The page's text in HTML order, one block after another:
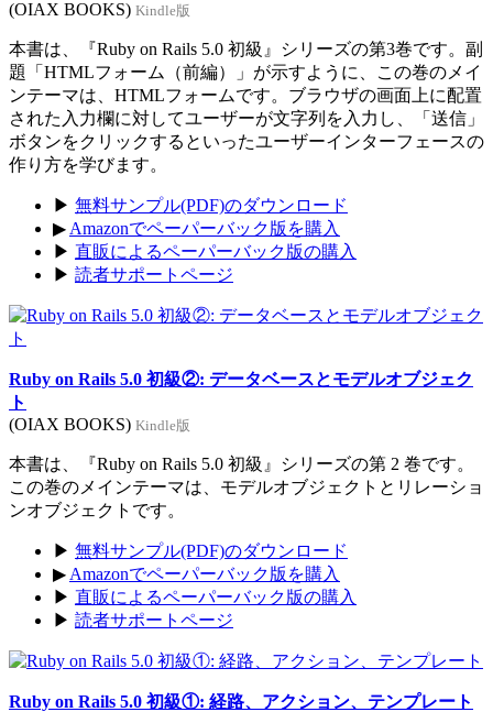
(OIAX BOOKS) Kindle版
本書は、『Ruby on Rails 5.0 初級』シリーズの第3巻です。副
題「HTMLフォーム（前編）」が示すように、この巻のメイ
ンテーマは、HTMLフォームです。ブラウザの画面上に配置
された入力欄に対してユーザーが文字列を入力し、「送信」
ボタンをクリックするといったユーザーインターフェースの
作り方を学びます。
▶ 無料サンプル(PDF)のダウンロード
▶ Amazonでペーパーバック版を購入
▶ 直販によるペーパーバック版の購入
▶ 読者サポートページ
Ruby on Rails 5.0 初級②: データベースとモデルオブジェク
ト
(OIAX BOOKS) Kindle版
本書は、『Ruby on Rails 5.0 初級』シリーズの第 2 巻です。
この巻のメインテーマは、モデルオブジェクトとリレーショ
ンオブジェクトです。
▶ 無料サンプル(PDF)のダウンロード
▶ Amazonでペーパーバック版を購入
▶ 直販によるペーパーバック版の購入
▶ 読者サポートページ
Ruby on Rails 5.0 初級①: 経路、アクション、テンプレート